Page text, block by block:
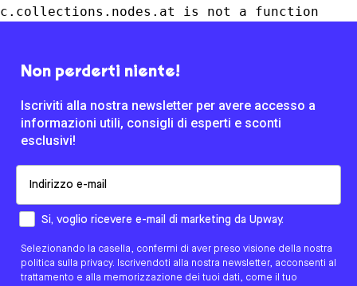
c.collections.nodes.at is not a function
Non perderti niente!
Iscriviti alla nostra newsletter per avere accesso a
informazioni utili, consigli di esperti e sconti
esclusivi!
Come preferisci essere contattato/a?
Si, voglio ricevere e-mail di marketing da Upway.
Selezionando la casella, confermi di aver preso visione della nostra
politica sulla privacy. Iscrivendoti alla nostra newsletter, acconsenti al
trattamento e alla memorizzazione dei tuoi dati, come il tuo